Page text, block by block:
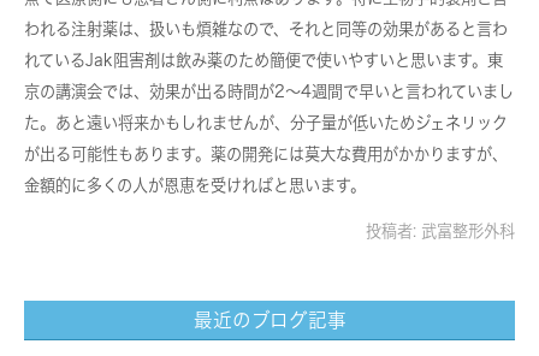
われる注射薬は、扱いも煩雑なので、それと同等の効果があると言わ
れているJak阻害剤は飲み薬のため簡便で使いやすいと思います。東
京の講演会では、効果が出る時間が2～4週間で早いと言われていまし
た。あと遠い将来かもしれませんが、分子量が低いためジェネリック
が出る可能性もあります。薬の開発には莫大な費用がかかりますが、
金額的に多くの人が恩恵を受ければと思います。
投稿者: 武富整形外科
最近のブログ記事